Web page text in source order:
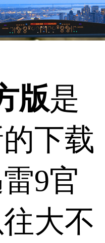
版是
下载
9官
大不